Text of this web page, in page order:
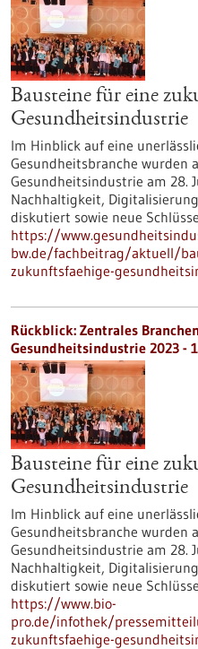
Bausteine für eine
Gesundheitsindustrie
Im Hinblick auf eine
Gesundheitsbranche wurden
Gesundheitsindustrie am 28.
Nachhaltigkeit,
diskutiert sowie neue
https://
bw.de/fachbeitrag/aktuell/
zukunftsfaehige-
Rückblick: Zentrales
Gesundheitsindustrie 2023 -
Bausteine für eine
Gesundheitsindustrie
Im Hinblick auf eine
Gesundheitsbranche wurden
Gesundheitsindustrie am 28.
Nachhaltigkeit,
diskutiert sowie neue
https://www.bio-
pro.de/infothek/
zukunftsfaehige-